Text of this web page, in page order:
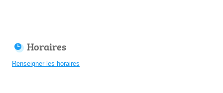
Horaires
Renseigner les horaires